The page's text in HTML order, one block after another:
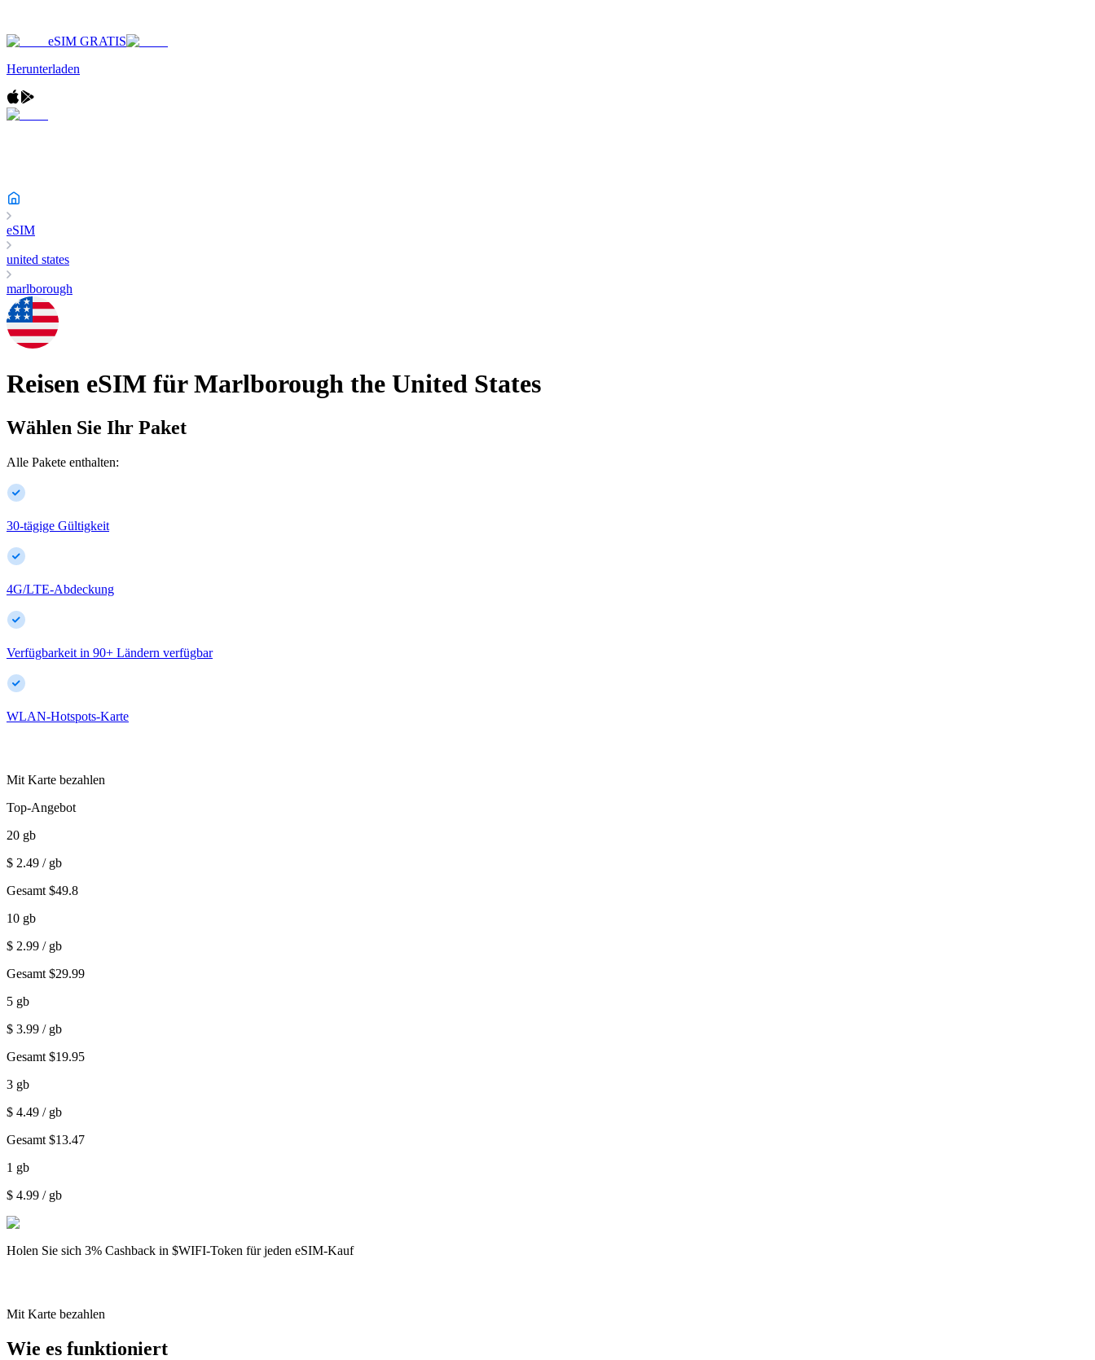
eSIM GRATIS
Herunterladen
eSIM
united states
marlborough
Reisen eSIM für Marlborough the United States
Wählen Sie Ihr Paket
Alle Pakete enthalten:
30-tägige Gültigkeit
4G/LTE-Abdeckung
Verfügbarkeit in 90+ Ländern verfügbar
WLAN-Hotspots-Karte
Mit Karte bezahlen
Top-Angebot
20 gb
$ 2.49 / gb
Gesamt $49.8
10 gb
$ 2.99 / gb
Gesamt $29.99
5 gb
$ 3.99 / gb
Gesamt $19.95
3 gb
$ 4.49 / gb
Gesamt $13.47
1 gb
$ 4.99 / gb
Holen Sie sich 3% Cashback in $WIFI-Token für jeden eSIM-Kauf
Mit Karte bezahlen
Wie es funktioniert